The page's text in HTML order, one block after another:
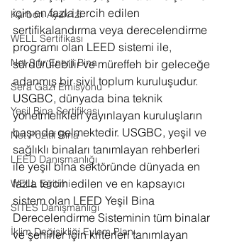
Karbon Ayak İzi
WELL Sertifikası
Net Sıfır Enerji Bina
Sera Gazı Emisyonu
Yeşil Bina Sertifikası
Net Pozitif Bina
LEED Danışmanlığı
WELL Eğitimi
SITES Danışmanlığı
İklim Değişikliği Eylem Planı
için en fazla tercih edilen
sertifikalandırma veya derecelendirme
programı olan LEED sistemi ile,
sürdürülebilir ve müreffeh bir geleceğe
adanmış bir sivil toplum kuruluşudur.
USGBC, dünyada bina teknik
yönetmelikleri yayınlayan kuruluşların
başında gelmektedir. USGBC, yeşil ve
sağlıklı binaları tanımlayan rehberleri
ile yeşil bina sektöründe dünyada en
fazla tercih edilen ve en kapsayıcı
sistem olan LEED Yeşil Bina
Derecelendirme Sisteminin tüm binalar
ve şehirler için kriterleri tanımlayan